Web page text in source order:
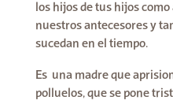
los hijos de tus hijos
nuestros antecesores y
sucedan en el tiempo.
Es una madre que
polluelos, que se pone